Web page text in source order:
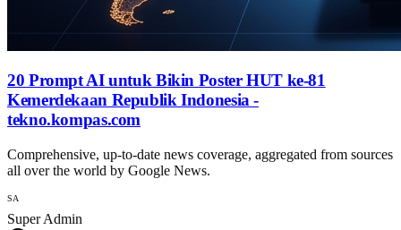
20 Prompt AI untuk Bikin Poster HUT ke-81
Kemerdekaan Republik Indonesia -
tekno.kompas.com
Comprehensive, up-to-date news coverage, aggregated from sources
all over the world by Google News.
SA
Super Admin